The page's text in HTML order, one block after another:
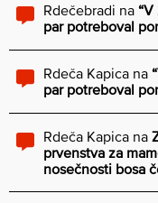
Rdečebradi na
par potreboval
Rdeča Kapica na
par potreboval
Rdeča Kapica na
prvenstva za
nosečnosti bosa